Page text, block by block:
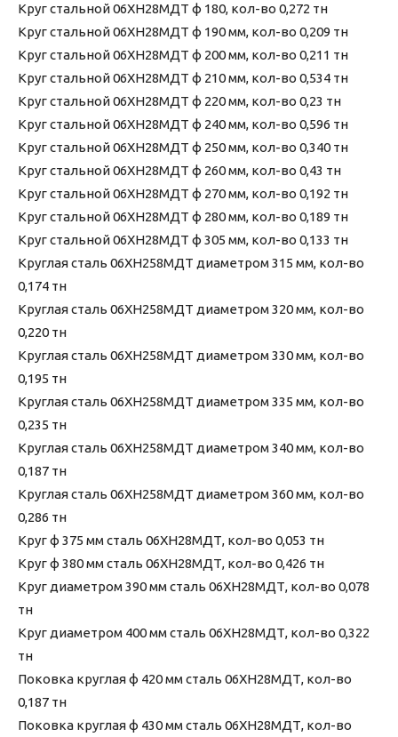
Круг стальной 06ХН28МДТ ф 180, кол-во 0,272 тн
Круг стальной 06ХН28МДТ ф 190 мм, кол-во 0,209 тн
Круг стальной 06ХН28МДТ ф 200 мм, кол-во 0,211 тн
Круг стальной 06ХН28МДТ ф 210 мм, кол-во 0,534 тн
Круг стальной 06ХН28МДТ ф 220 мм, кол-во 0,23 тн
Круг стальной 06ХН28МДТ ф 240 мм, кол-во 0,596 тн
Круг стальной 06ХН28МДТ ф 250 мм, кол-во 0,340 тн
Круг стальной 06ХН28МДТ ф 260 мм, кол-во 0,43 тн
Круг стальной 06ХН28МДТ ф 270 мм, кол-во 0,192 тн
Круг стальной 06ХН28МДТ ф 280 мм, кол-во 0,189 тн
Круг стальной 06ХН28МДТ ф 305 мм, кол-во 0,133 тн
Круглая сталь 06ХН258МДТ диаметром 315 мм, кол-во
0,174 тн
Круглая сталь 06ХН258МДТ диаметром 320 мм, кол-во
0,220 тн
Круглая сталь 06ХН258МДТ диаметром 330 мм, кол-во
0,195 тн
Круглая сталь 06ХН258МДТ диаметром 335 мм, кол-во
0,235 тн
Круглая сталь 06ХН258МДТ диаметром 340 мм, кол-во
0,187 тн
Круглая сталь 06ХН258МДТ диаметром 360 мм, кол-во
0,286 тн
Круг ф 375 мм сталь 06ХН28МДТ, кол-во 0,053 тн
Круг ф 380 мм сталь 06ХН28МДТ, кол-во 0,426 тн
Круг диаметром 390 мм сталь 06ХН28МДТ, кол-во 0,078
тн
Круг диаметром 400 мм сталь 06ХН28МДТ, кол-во 0,322
тн
Поковка круглая ф 420 мм сталь 06ХН28МДТ, кол-во
0,187 тн
Поковка круглая ф 430 мм сталь 06ХН28МДТ, кол-во